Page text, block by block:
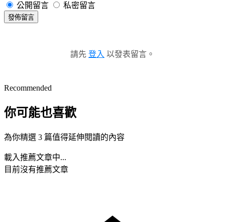
公開留言 私密留言
發佈留言
請先 登入 以發表留言。
Recommended
你可能也喜歡
為你精選 3 篇值得延伸閱讀的內容
載入推薦文章中...
目前沒有推薦文章